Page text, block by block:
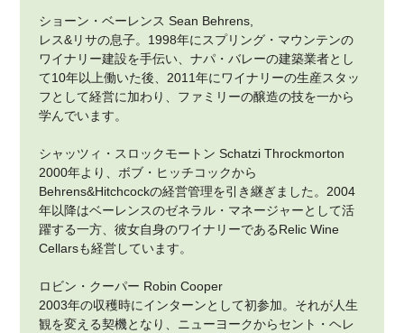
ショーン・ベーレンス Sean Behrens,
レス&リサの息子。1998年にスプリング・マウンテンの
ワイナリー建設を手伝い、ナパ・バレーの建築業者とし
て10年以上働いた後、2011年にワイナリーの生産スタッ
フとして経営に加わり、ファミリーの醸造の技を一から
学んでいます。
シャッツィ・スロックモートン Schatzi Throckmorton
2000年より、ボブ・ヒッチコックから
Behrens&Hitchcockの経営管理を引き継ぎました。2004
年以降はベーレンスのゼネラル・マネージャーとして活
躍する一方、彼女自身のワイナリーであるRelic Wine
Cellarsも経営しています。
ロビン・クーパー Robin Cooper
2003年の収穫時にインターンとして初参加。それが人生
観を変える契機となり、ニューヨークからセント・ヘレ